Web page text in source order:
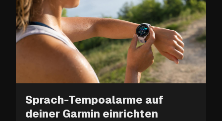
Sprach-Tempoalarme auf
deiner Garmin einrichten